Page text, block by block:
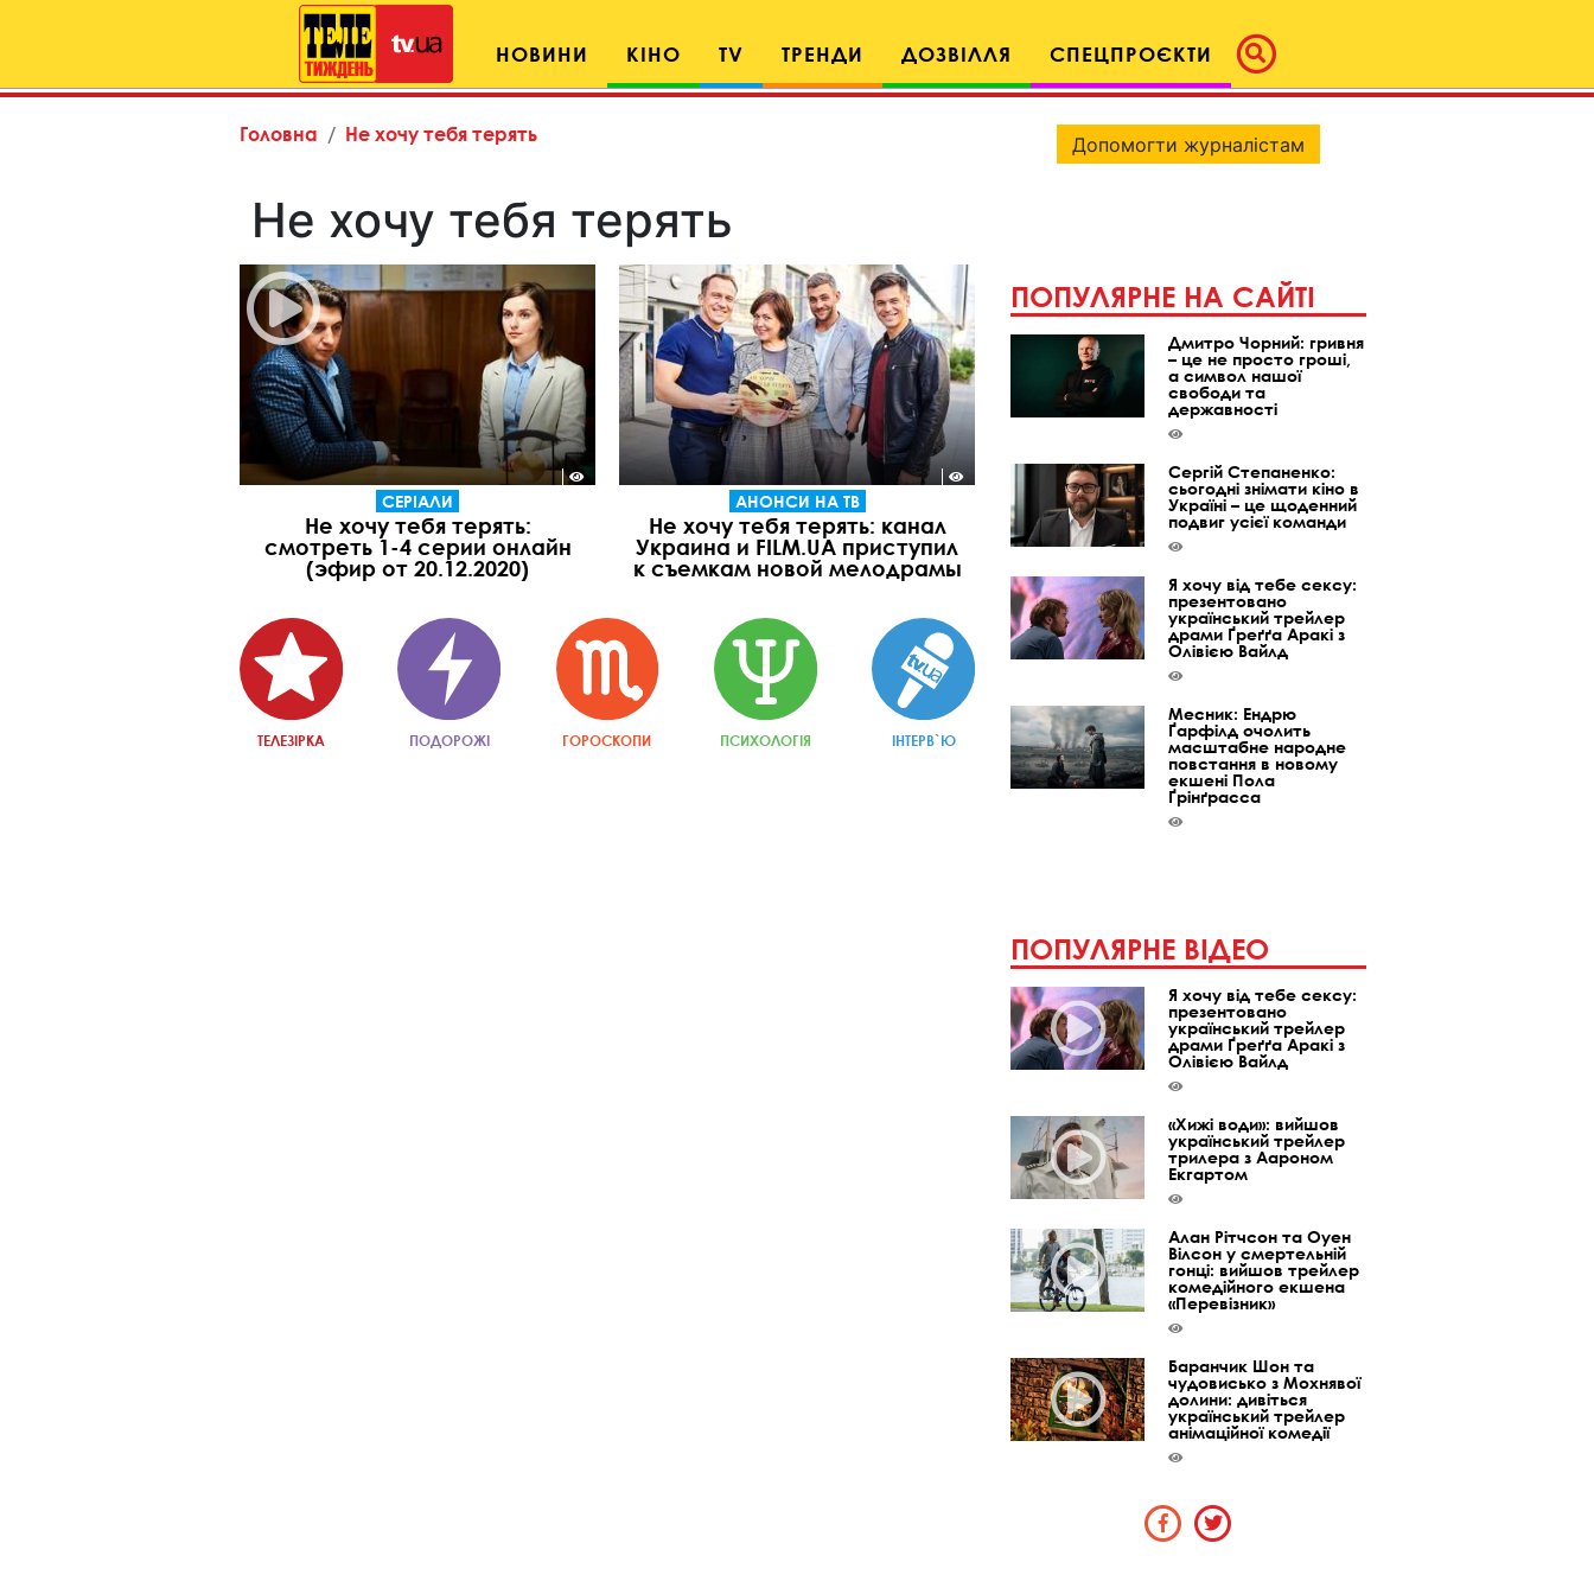
НОВИНИ КІНО TV ТРЕНДИ ДОЗВІЛЛЯ СПЕЦПРОЄКТИ
Головна Не хочу тебя терять
Не хочу тебя терять
СЕРІАЛИ
Не хочу тебя терять:
смотреть 1-4 серии онлайн
(эфир от 20.12.2020)
АНОНСИ НА ТВ
Не хочу тебя терять: канал
Украина и FILM.UA приступил
к съемкам новой мелодрамы
ТЕЛЕЗІРКА ПОДОРОЖІ ГОРОСКОПИ ПСИХОЛОГІЯ ІНТЕРВ`Ю
Допомогти журналістам
ПОПУЛЯРНЕ НА САЙТІ
Дмитро Чорний: гривня
– це не просто гроші,
а символ нашої
свободи та
державності
Сергій Степаненко:
сьогодні знімати кіно в
Україні – це щоденний
подвиг усієї команди
Я хочу від тебе сексу:
презентовано
український трейлер
драми Ґреґґа Аракі з
Олівією Вайлд
Месник: Ендрю
Ґарфілд очолить
масштабне народне
повстання в новому
екшені Пола
Ґрінґрасса
ПОПУЛЯРНЕ ВІДЕО
Я хочу від тебе сексу:
презентовано
український трейлер
драми Ґреґґа Аракі з
Олівією Вайлд
«Хижі води»: вийшов
український трейлер
трилера з Аароном
Екгартом
Алан Рітчсон та Оуен
Вілсон у смертельній
гонці: вийшов трейлер
комедійного екшена
«Перевізник»
Баранчик Шон та
чудовисько з Мохнявої
долини: дивіться
український трейлер
анімаційної комедії